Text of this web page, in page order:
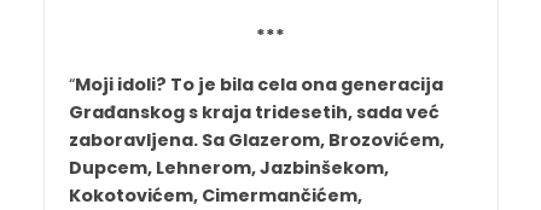
***
“Moji idoli? To je bila cela ona generacija
Građanskog s kraja tridesetih, sada već
zaboravljena. Sa Glazerom, Brozovićem,
Dupcem, Lehnerom, Jazbinšekom,
Kokotovićem, Cimermančićem,